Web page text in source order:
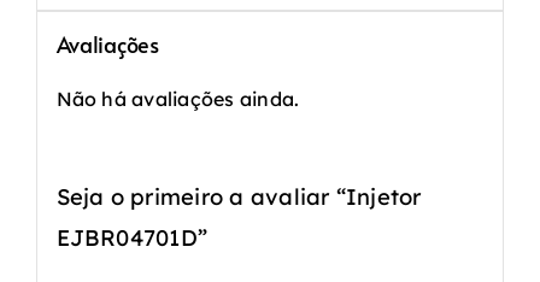
Avaliações
Não há avaliações ainda.
Seja o primeiro a avaliar “Injetor
EJBR04701D”